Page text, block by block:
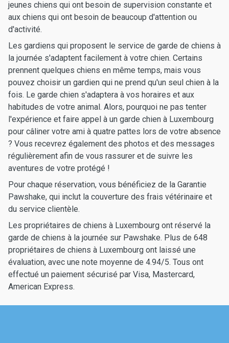
jeunes chiens qui ont besoin de supervision constante et
aux chiens qui ont besoin de beaucoup d'attention ou
d'activité.
Les gardiens qui proposent le service de garde de chiens à
la journée s'adaptent facilement à votre chien. Certains
prennent quelques chiens en même temps, mais vous
pouvez choisir un gardien qui ne prend qu'un seul chien à la
fois. Le garde chien s'adaptera à vos horaires et aux
habitudes de votre animal. Alors, pourquoi ne pas tenter
l'expérience et faire appel à un garde chien à Luxembourg
pour câliner votre ami à quatre pattes lors de votre absence
? Vous recevrez également des photos et des messages
régulièrement afin de vous rassurer et de suivre les
aventures de votre protégé !
Pour chaque réservation, vous bénéficiez de la Garantie
Pawshake, qui inclut la couverture des frais vétérinaire et
du service clientèle.
Les propriétaires de chiens à Luxembourg ont réservé la
garde de chiens à la journée sur Pawshake. Plus de 648
propriétaires de chiens à Luxembourg ont laissé une
évaluation, avec une note moyenne de 4.94/5. Tous ont
effectué un paiement sécurisé par Visa, Mastercard,
American Express.